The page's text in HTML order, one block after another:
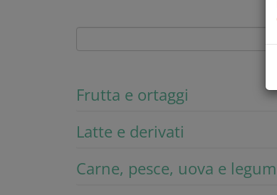
Frutta e ortaggi
Latte e derivati
Carne, pesce, uova e